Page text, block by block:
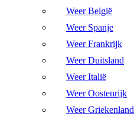
Weer België
Weer Spanje
Weer Frankrijk
Weer Duitsland
Weer Italië
Weer Oostenrijk
Weer Griekenland